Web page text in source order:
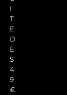
I
T
E
D
È
S
4
9
€